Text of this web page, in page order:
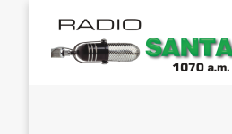
contenido